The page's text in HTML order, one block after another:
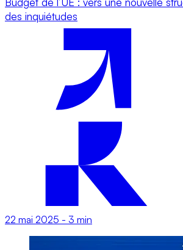
des inquiétudes
22 mai 2025 - 3 min